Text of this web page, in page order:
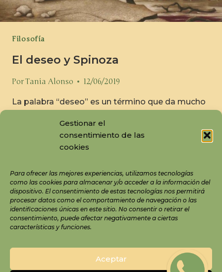
Gestionar el
consentimiento de las
cookies
Para ofrecer las mejores experiencias, utilizamos tecnologías
como las cookies para almacenar y/o acceder a la información del
dispositivo. El consentimiento de estas tecnologías nos permitirá
procesar datos como el comportamiento de navegación o las
identificaciones únicas en este sitio. No consentir o retirar el
consentimiento, puede afectar negativamente a ciertas
características y funciones.
Aceptar
Filosofía
El deseo y Spinoza
PorTania Alonso 12/06/2019
La palabra “deseo” es un término que da mucho
concepto tan humano que parecemos vivir en
una contradicción, y mientras muchas filosofías
de vida parecen pregonar que desear no es
mejor en todos lados. Y…
LEER MÁS
© 2026 Tania Alonso
Aviso Legal
Política de Protección de Datos